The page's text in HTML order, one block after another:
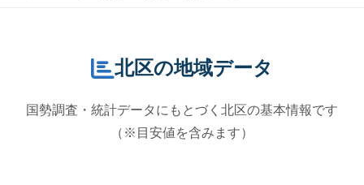
北区の地域データ
国勢調査・統計データにもとづく北区の基本情報です
（※目安値を含みます）